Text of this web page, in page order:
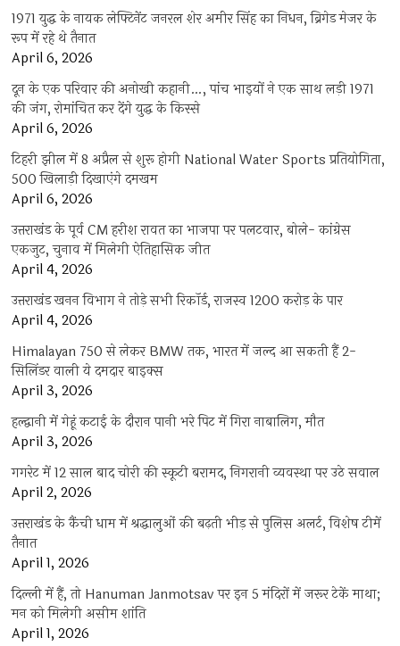
1971 युद्ध के नायक लेफ्टिनेंट जनरल शेर अमीर सिंह का निधन, ब्रिगेड मेजर के
रूप में रहे थे तैनात
April 6, 2026
दून के एक परिवार की अनोखी कहानी…, पांच भाइयों ने एक साथ लड़ी 1971
की जंग, रोमांचित कर देंगे युद्ध के किस्से
April 6, 2026
टिहरी झील में 8 अप्रैल से शुरू होगी National Water Sports प्रतियोगिता,
500 खिलाड़ी दिखाएंगे दमखम
April 6, 2026
उत्तराखंड के पूर्व CM हरीश रावत का भाजपा पर पलटवार, बोले- कांग्रेस
एकजुट, चुनाव में मिलेगी ऐतिहासिक जीत
April 4, 2026
उत्तराखंड खनन विभाग ने तोड़े सभी रिकॉर्ड, राजस्व 1200 करोड़ के पार
April 4, 2026
Himalayan 750 से लेकर BMW तक, भारत में जल्द आ सकती हैं 2-
सिलिंडर वाली ये दमदार बाइक्स
April 3, 2026
हल्द्वानी में गेहूं कटाई के दौरान पानी भरे पिट में गिरा नाबालिग, मौत
April 3, 2026
गगरेट में 12 साल बाद चोरी की स्कूटी बरामद, निगरानी व्यवस्था पर उठे सवाल
April 2, 2026
उत्तराखंड के कैंची धाम में श्रद्धालुओं की बढ़ती भीड़ से पुलिस अलर्ट, विशेष टीमें
तैनात
April 1, 2026
दिल्ली में हैं, तो Hanuman Janmotsav पर इन 5 मंदिरों में जरूर टेकें माथा;
मन को मिलेगी असीम शांति
April 1, 2026